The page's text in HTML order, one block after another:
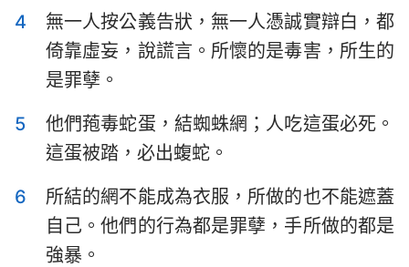
耶利米哀歌 以西結書
但以理書 何西阿書
約珥書
俄巴底亞書 約拿書
哈巴谷書 西番雅書
哈該書
4
無一人按公義告狀，無一人憑誠實辯白，都
倚靠虛妄，說謊言。所懷的是毒害，所生的
是罪孽。
5
他們菢毒蛇蛋，結蜘蛛網；人吃這蛋必死。
這蛋被踏，必出蝮蛇。
6
所結的網不能成為衣服，所做的也不能遮蓋
自己。他們的行為都是罪孽，手所做的都是
強暴。